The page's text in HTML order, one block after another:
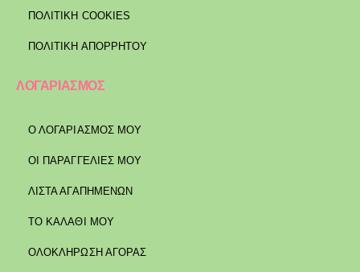
ΠΟΛΙΤΙΚΉ COOKIES
ΠΟΛΙΤΙΚΉ ΑΠΟΡΡΉΤΟΥ
ΛΟΓΑΡΙΑΣΜΟΣ
Ο ΛΟΓΑΡΙΑΣΜΟΣ ΜΟΥ
ΟΙ ΠΑΡΑΓΓΕΛΙΕΣ ΜΟΥ
ΛΙΣΤΑ ΑΓΑΠΗΜΕΝΩΝ
ΤΟ ΚΑΛΑΘΙ ΜΟΥ
ΟΛΟΚΛΗΡΩΣΗ ΑΓΟΡΑΣ